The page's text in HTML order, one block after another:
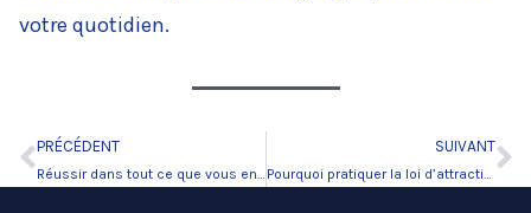
votre quotidien.
Précédent
PRÉCÉDENT
Réussir dans tout ce que vous entreprenez !
SUIVANT
Pourquoi pratiquer la loi d’attraction